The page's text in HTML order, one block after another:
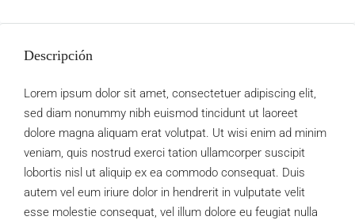
Descripción
Lorem ipsum dolor sit amet, consectetuer adipiscing elit,
sed diam nonummy nibh euismod tincidunt ut laoreet
dolore magna aliquam erat volutpat. Ut wisi enim ad minim
veniam, quis nostrud exerci tation ullamcorper suscipit
lobortis nisl ut aliquip ex ea commodo consequat. Duis
autem vel eum iriure dolor in hendrerit in vulputate velit
esse molestie consequat, vel illum dolore eu feugiat nulla